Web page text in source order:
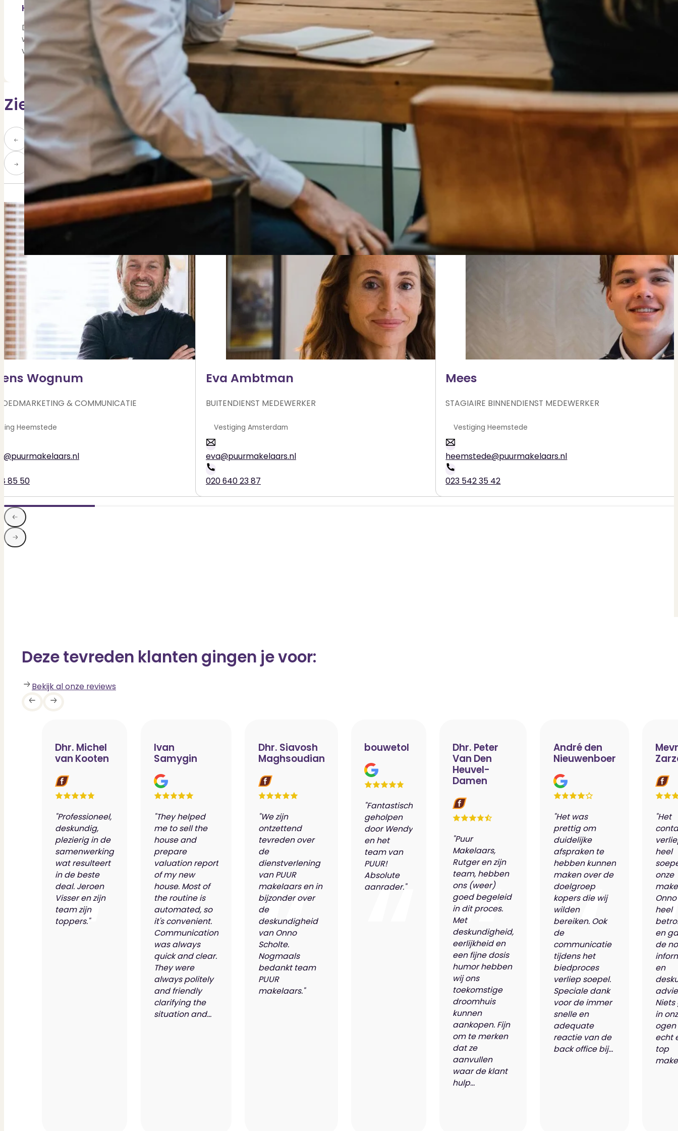
Hoe ziet jouw droomhuis er uit?
De droom van mij en mijn vriend is om te wonen aan het water. Of nog beter: op het water. Een knusse
woonboot of een huis met een eigen steiger en een bootje voor de deur. Zonnetje erbij, elke dag dat ultieme
vakantiegevoel.
Zie meer teamgenoten
Wognum
& COMMUNICATIE
Heemstede
85 50
Eva Ambtman
BUITENDIENST MEDEWERKER
Amsterdam
eva@puurmakelaars.nl
020 640 23 87
Mees
STAGIAIRE BINNENDIENST MEDEWERKER
Heemstede
heemstede@puurmakelaars.nl
023 542 35 42
Deze tevreden klanten gingen je voor:
Bekijk al onze reviews
Dhr. Michel
van Kooten
"Professioneel,
deskundig,
plezierig in de
samenwerking
wat resulteert
in de beste
deal. Jeroen
Visser en zijn
team zijn
toppers."
Ivan
Samygin
"They helped
me to sell the
house and
prepare
valuation report
of my new
house. Most of
the routine is
automated, so
it's convenient.
Communication
was always
quick and clear.
They were
always politely
and friendly
clarifying the
situation and...
Dhr. Siavosh
Maghsoudian
"We zijn
ontzettend
tevreden over
de
dienstverlening
van PUUR
makelaars en in
bijzonder over
de
deskundigheid
van Onno
Scholte.
Nogmaals
bedankt team
PUUR
makelaars."
bouwetol
"Fantastisch
geholpen
door Wendy
en het
team van
PUUR!
Absolute
aanrader."
Dhr. Peter
Van Den
Heuvel-
Damen
"Puur
Makelaars,
Rutger en zijn
team, hebben
ons (weer)
goed begeleid
in dit proces.
Met
deskundigheid,
eerlijkheid en
een fijne dosis
humor hebben
wij ons
toekomstige
droomhuis
kunnen
aankopen. Fijn
om te merken
dat ze
aanvullen
waar de klant
hulp...
André den
Nieuwenboer
"Het was
prettig om
duidelijke
afspraken te
hebben kunnen
maken over de
doelgroep
kopers die wij
wilden
bereiken. Ook
de
communicatie
tijdens het
biedproces
verliep soepel.
Speciale dank
voor de immer
snelle en
adequate
reactie van de
back office bij...
"Het
heel
onze
heel
en
de
en
in
ogen
echt
top